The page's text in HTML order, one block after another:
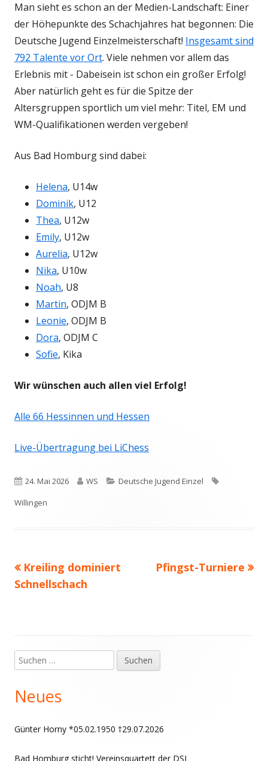
Man sieht es schon an der Medien-Landschaft: Einer
der Höhepunkte des Schachjahres hat begonnen: Die
Deutsche Jugend Einzelmeisterschaft! Insgesamt sind
792 Talente vor Ort. Viele nehmen vor allem das
Erlebnis mit - Dabeisein ist schon ein großer Erfolg!
Aber natürlich geht es für die Spitze der
Altersgruppen sportlich um viel mehr: Titel, EM und
WM-Qualifikationen werden vergeben!
Aus Bad Homburg sind dabei:
Helena, U14w
Dominik, U12
Thea, U12w
Emily, U12w
Aurelia, U12w
Nika, U10w
Noah, U8
Martin, ODJM B
Leonie, ODJM B
Dora, ODJM C
Sofie, Kika
Wir wünschen auch allen viel Erfolg!
Alle 66 Hessinnen und Hessen
Live-Übertragung bei LiChess
Veröffentlicht
am
24. Mai 2026 Autor
WS Kategorien
Deutsche Jugend Einzel
Willingen
Beitragsnavigation
Vorheriger
Beitrag:
Kreiling dominiert
Schnellschach
Nächster
Pfingst-Turniere
Haupt-
Seitenleiste
Suchen
nach:
Neues
Günter Horny *05.02.1950 †29.07.2026
Bad Homburg sticht! Vereinsquartett der DSJ